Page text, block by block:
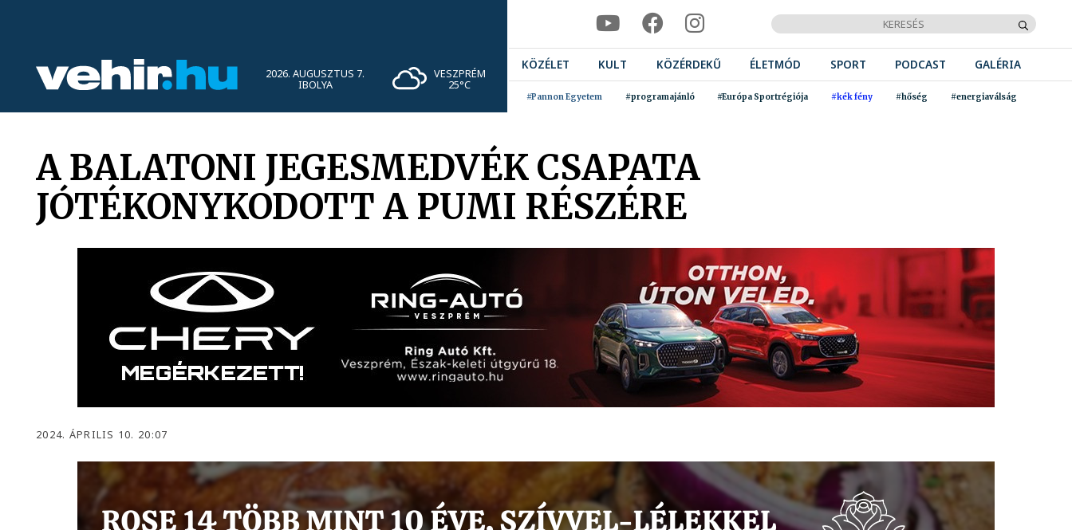
2026. AUGUSZTUS 7.
IBOLYA
VESZPRÉM
25°C
KÖZÉLET KULT KÖZÉRDEKŰ ÉLETMÓD SPORT PODCAST GALÉRIA
#Pannon Egyetem #programajánló #Európa Sportrégiója #kék fény #hőség #energiaválság
A BALATONI JEGESMEDVÉK CSAPATA
JÓTÉKONYKODOTT A PUMI RÉSZÉRE
2024. ÁPRILIS 10. 20:07